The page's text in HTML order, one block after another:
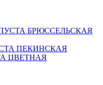
БРЮССЕЛЬСКАЯ
ПЕКИНСКАЯ
ЦВЕТНАЯ